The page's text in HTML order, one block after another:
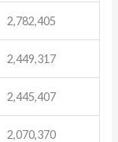
2,782,405
2,449,317
2,445,407
2,070,370